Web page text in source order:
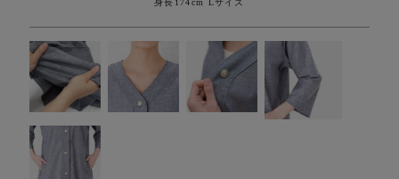
身長174cm Lサイズ